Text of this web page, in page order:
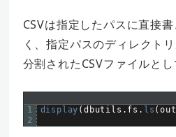
CSVは指定したパスに直接
く、指定パスのディレクト
分割されたCSVファイルとし
1
2
display (dbutils . fs . ls (